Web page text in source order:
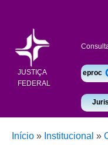
JUSTIÇA
FEDERAL
eproc
Início » Institucional »